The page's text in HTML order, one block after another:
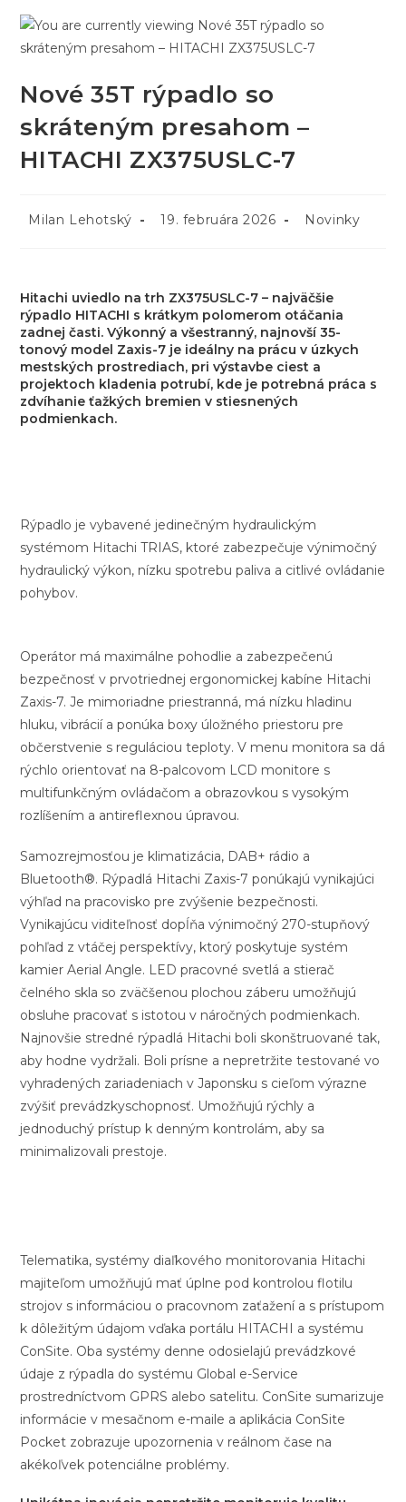
Nové 35T rýpadlo so
skráteným presahom –
HITACHI ZX375USLC-7
Milan Lehotský 19. februára 2026 Novinky
Hitachi uviedlo na trh ZX375USLC-7 – najväčšie
rýpadlo HITACHI s krátkym polomerom otáčania
zadnej časti. Výkonný a všestranný, najnovší 35-
tonový model Zaxis-7 je ideálny na prácu v úzkych
mestských prostrediach, pri výstavbe ciest a
projektoch kladenia potrubí, kde je potrebná práca s
zdvíhanie ťažkých bremien v stiesnených
podmienkach.
Rýpadlo je vybavené jedinečným hydraulickým
systémom Hitachi TRIAS, ktoré zabezpečuje výnimočný
hydraulický výkon, nízku spotrebu paliva a citlivé ovládanie
pohybov.
Operátor má maximálne pohodlie a zabezpečenú
bezpečnosť v prvotriednej ergonomickej kabíne Hitachi
Zaxis-7. Je mimoriadne priestranná, má nízku hladinu
hluku, vibrácií a ponúka boxy úložného priestoru pre
občerstvenie s reguláciou teploty. V menu monitora sa dá
rýchlo orientovať na 8-palcovom LCD monitore s
multifunkčným ovládačom a obrazovkou s vysokým
rozlíšením a antireflexnou úpravou.
Samozrejmosťou je klimatizácia, DAB+ rádio a
Bluetooth®. Rýpadlá Hitachi Zaxis-7 ponúkajú vynikajúci
výhľad na pracovisko pre zvýšenie bezpečnosti.
Vynikajúcu viditeľnosť dopĺňa výnimočný 270-stupňový
pohľad z vtáčej perspektívy, ktorý poskytuje systém
kamier Aerial Angle. LED pracovné svetlá a stierač
čelného skla so zväčšenou plochou záberu umožňujú
obsluhe pracovať s istotou v náročných podmienkach.
Najnovšie stredné rýpadlá Hitachi boli skonštruované tak,
aby hodne vydržali. Boli prísne a nepretržite testované vo
vyhradených zariadeniach v Japonsku s cieľom výrazne
zvýšiť prevádzkyschopnosť. Umožňujú rýchly a
jednoduchý prístup k denným kontrolám, aby sa
minimalizovali prestoje.
Telematika, systémy diaľkového monitorovania Hitachi
majiteľom umožňujú mať úplne pod kontrolou flotilu
strojov s informáciou o pracovnom zaťažení a s prístupom
k dôležitým údajom vďaka portálu HITACHI a systému
ConSite. Oba systémy denne odosielajú prevádzkové
údaje z rýpadla do systému Global e-Service
prostredníctvom GPRS alebo satelitu. ConSite sumarizuje
informácie v mesačnom e-maile a aplikácia ConSite
Pocket zobrazuje upozornenia v reálnom čase na
akékoľvek potenciálne problémy.